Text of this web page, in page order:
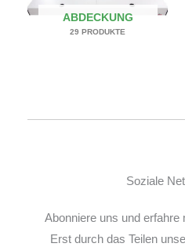
ABDECKUNG
29 PRODUKTE
Soziale
Abonniere uns und erfahre
Erst durch das Teilen